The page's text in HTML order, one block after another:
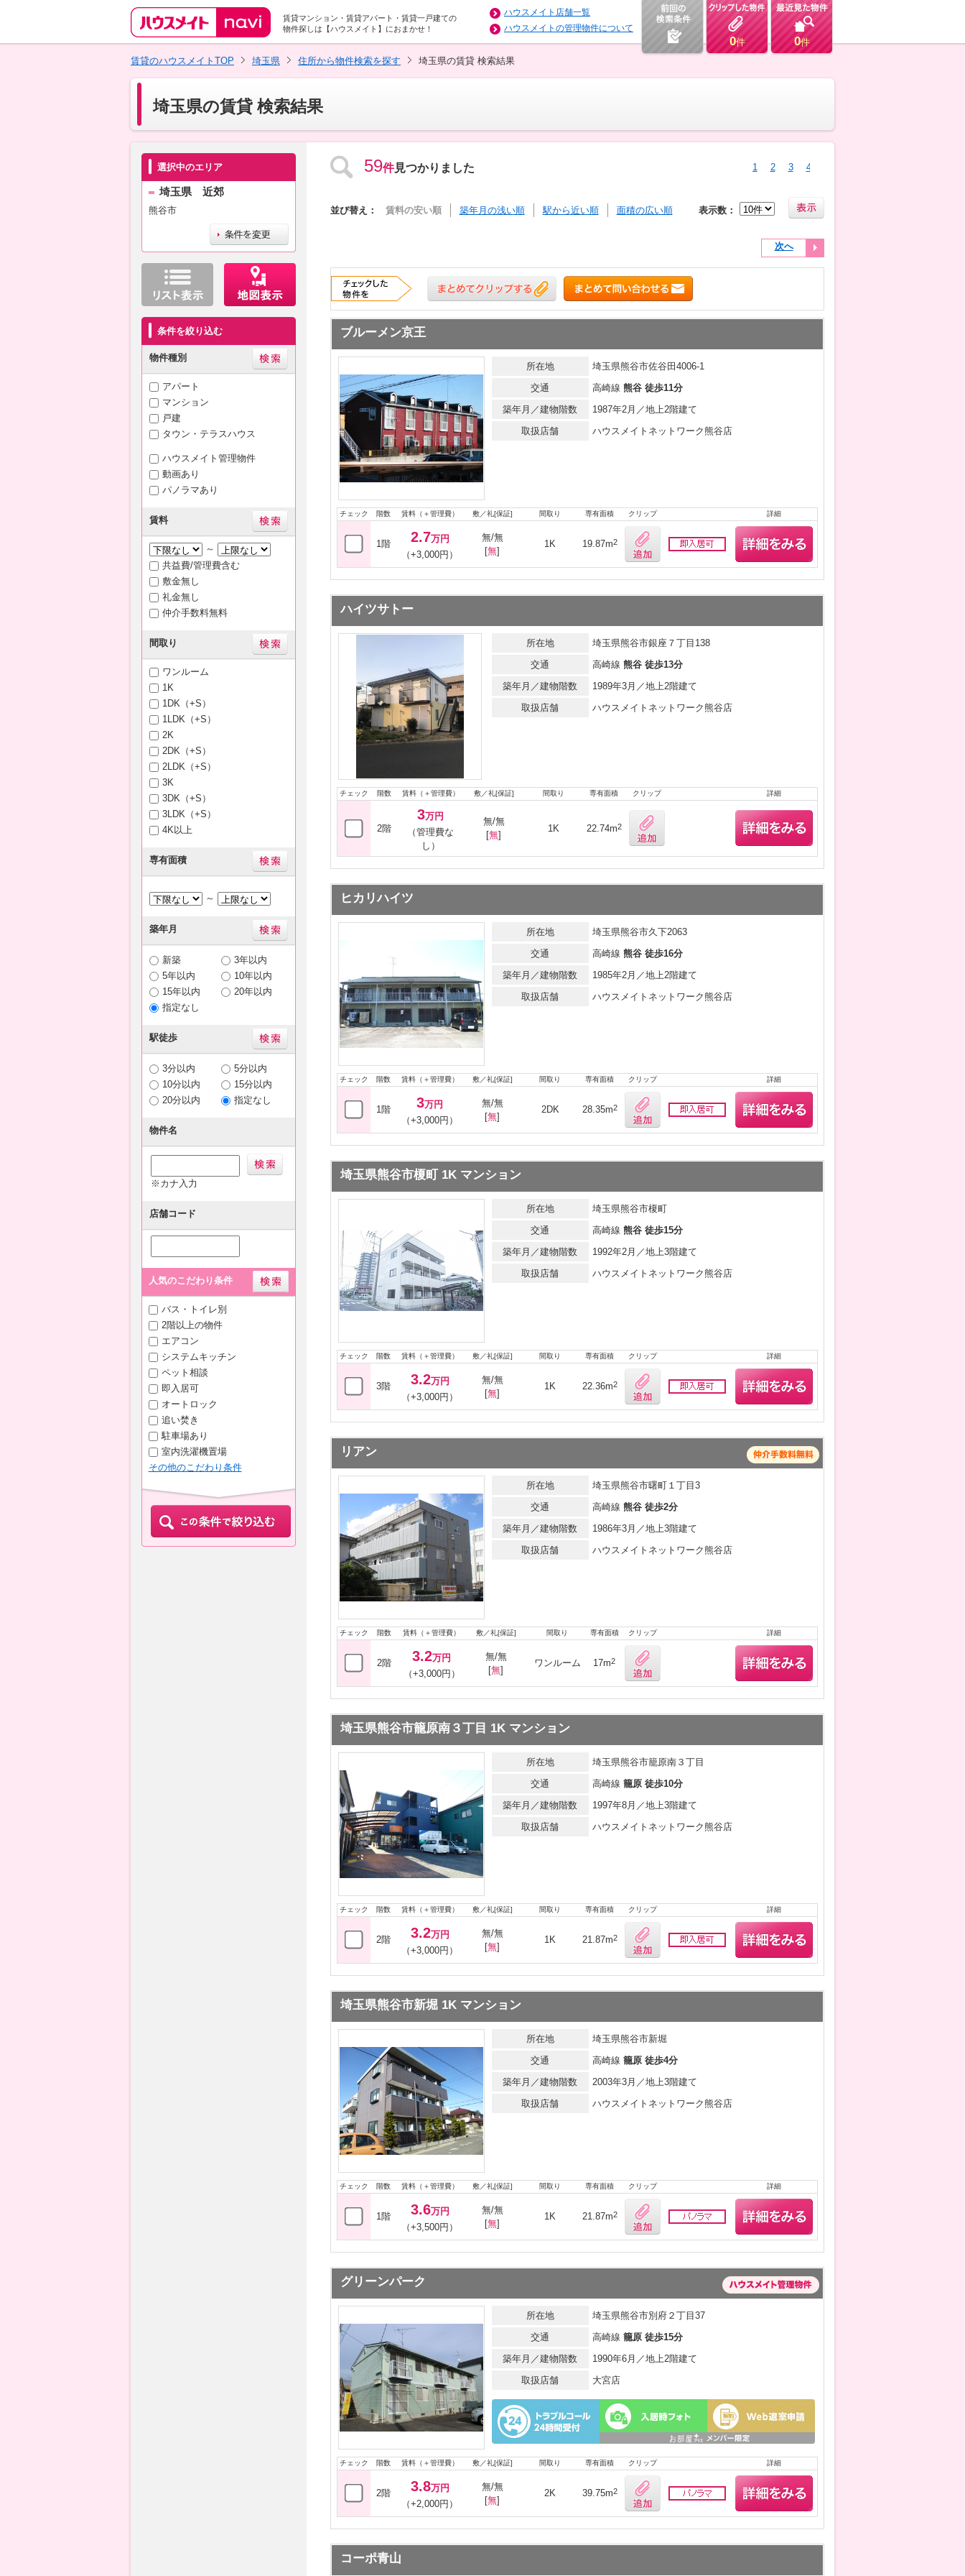
賃貸マンション・賃貸アパート・賃貸一戸建ての
物件探しは【ハウスメイト】におまかせ！
ハウスメイト店舗一覧
ハウスメイトの管理物件について
0件 0件
賃貸のハウスメイトTOP
埼玉県 住所から物件検索を探す 埼玉県の賃貸 検索結果
埼玉県の賃貸 検索結果
選択中のエリア
埼玉県 近郊
熊谷市
条件を絞り込む
物件種別
アパート
マンション
戸建
タウン・テラスハウス
ハウスメイト管理物件
動画あり
パノラマあり
賃料
～
共益費/管理費含む
敷金無し
礼金無し
仲介手数料無料
間取り
ワンルーム
1K
1DK（+S）
1LDK（+S）
2K
2DK（+S）
2LDK（+S）
3K
3DK（+S）
3LDK（+S）
4K以上
専有面積
～
築年月
新築
3年以内
5年以内
10年以内
15年以内
20年以内
指定なし
駅徒歩
3分以内
5分以内
10分以内
15分以内
20分以内
指定なし
物件名
※カナ入力
店舗コード
人気のこだわり条件
バス・トイレ別
2階以上の物件
エアコン
システムキッチン
ペット相談
即入居可
オートロック
追い焚き
駐車場あり
室内洗濯機置場
その他のこだわり条件
59件見つかりました 1 2 3 4
並び替え： 賃料の安い順 築年月の浅い順 駅から近い順 面積の広い順 表示数：
次へ
ブルーメン京王
所在地
埼玉県熊谷市佐谷田4006-1
交通
高崎線 熊谷 徒歩11分
築年月／建物階数
1987年2月／地上2階建て
取扱店舗
ハウスメイトネットワーク熊谷店
チェック 階数 賃料（＋管理費） 敷／礼[保証] 間取り 専有面積 クリップ 詳細
1階 2.7万円
（+3,000円）
無/無
[無]
1K 19.87m2
ハイツサトー
所在地
埼玉県熊谷市銀座７丁目138
交通
高崎線 熊谷 徒歩13分
築年月／建物階数
1989年3月／地上2階建て
取扱店舗
ハウスメイトネットワーク熊谷店
チェック 階数 賃料（＋管理費） 敷／礼[保証] 間取り 専有面積 クリップ 詳細
2階
3万円
（管理費な
し）
無/無
[無]
1K 22.74m2
ヒカリハイツ
所在地
埼玉県熊谷市久下2063
交通
高崎線 熊谷 徒歩16分
築年月／建物階数
1985年2月／地上2階建て
取扱店舗
ハウスメイトネットワーク熊谷店
チェック 階数 賃料（＋管理費） 敷／礼[保証] 間取り 専有面積 クリップ 詳細
1階 3万円
（+3,000円）
無/無
[無]
2DK 28.35m2
埼玉県熊谷市榎町 1K マンション
所在地
埼玉県熊谷市榎町
交通
高崎線 熊谷 徒歩15分
築年月／建物階数
1992年2月／地上3階建て
取扱店舗
ハウスメイトネットワーク熊谷店
チェック 階数 賃料（＋管理費） 敷／礼[保証] 間取り 専有面積 クリップ 詳細
3階 3.2万円
（+3,000円）
無/無
[無]
1K 22.36m2
リアン
所在地
埼玉県熊谷市曙町１丁目3
交通
高崎線 熊谷 徒歩2分
築年月／建物階数
1986年3月／地上3階建て
取扱店舗
ハウスメイトネットワーク熊谷店
チェック 階数 賃料（＋管理費） 敷／礼[保証] 間取り 専有面積 クリップ 詳細
2階 3.2万円
（+3,000円）
無/無
[無]
ワンルーム 17m2
埼玉県熊谷市籠原南３丁目 1K マンション
所在地
埼玉県熊谷市籠原南３丁目
交通
高崎線 籠原 徒歩10分
築年月／建物階数
1997年8月／地上3階建て
取扱店舗
ハウスメイトネットワーク熊谷店
チェック 階数 賃料（＋管理費） 敷／礼[保証] 間取り 専有面積 クリップ 詳細
2階 3.2万円
（+3,000円）
無/無
[無]
1K 21.87m2
埼玉県熊谷市新堀 1K マンション
所在地
埼玉県熊谷市新堀
交通
高崎線 籠原 徒歩4分
築年月／建物階数
2003年3月／地上3階建て
取扱店舗
ハウスメイトネットワーク熊谷店
チェック 階数 賃料（＋管理費） 敷／礼[保証] 間取り 専有面積 クリップ 詳細
1階 3.6万円
（+3,500円）
無/無
[無]
1K 21.87m2
グリーンパーク
所在地
埼玉県熊谷市別府２丁目37
交通
高崎線 籠原 徒歩15分
築年月／建物階数
1990年6月／地上2階建て
取扱店舗
大宮店
チェック 階数 賃料（＋管理費） 敷／礼[保証] 間取り 専有面積 クリップ 詳細
2階 3.8万円
（+2,000円）
無/無
[無]
2K 39.75m2
コーポ青山